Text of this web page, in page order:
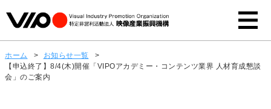
ホーム > お知らせ一覧
>
【申込終了】8/4(木)開催「VIPOアカデミー・コンテンツ業界 人材育成懇談
会」のご案内